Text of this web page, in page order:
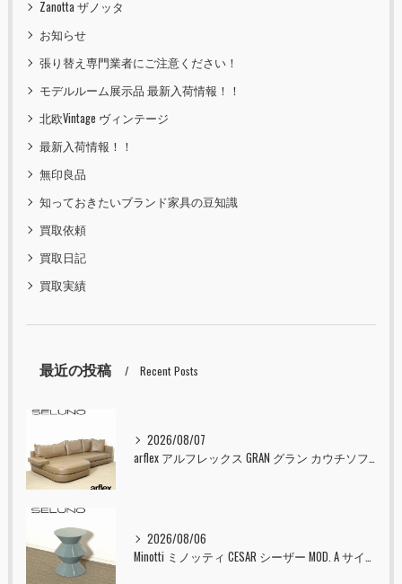
Zanotta ザノッタ
お知らせ
張り替え専門業者にご注意ください！
モデルルーム展示品 最新入荷情報！！
北欧Vintage ヴィンテージ
最新入荷情報！！
無印良品
知っておきたいブランド家具の豆知識
買取依頼
買取日記
買取実績
最近の投稿 Recent Posts
2026/08/07
2026/08/06